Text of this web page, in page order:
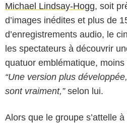
Michael Lindsay-Hogg, soit
d’images inédites et plus de
d’enregistrements audio, le
les spectateurs à découvrir
quatuor emblématique,
“Une version plus
sont vraiment,”selon lui.
Alors que le groupe s’attelle à